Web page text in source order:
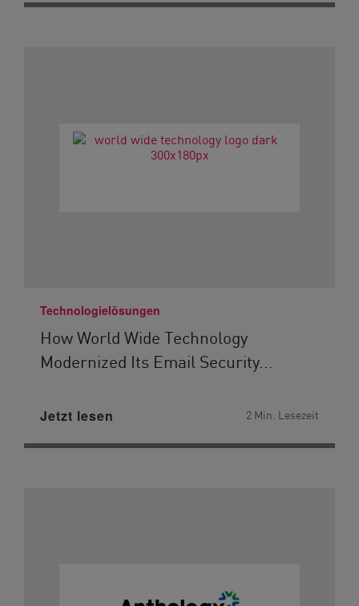
Technologielösungen
How World Wide Technology
Modernized Its Email Security...
Jetzt lesen 2 Min. Lesezeit